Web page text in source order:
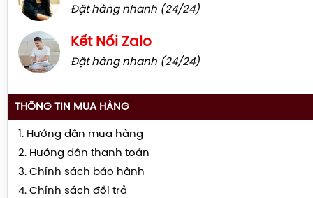
Đặt hàng nhanh (24/24)
Kết Nối Zalo
Đặt hàng nhanh (24/24)
THÔNG TIN MUA HÀNG
1. Hướng dẫn mua hàng
2. Hướng dẫn thanh toán
3. Chính sách bảo hành
4. Chính sách đổi trả